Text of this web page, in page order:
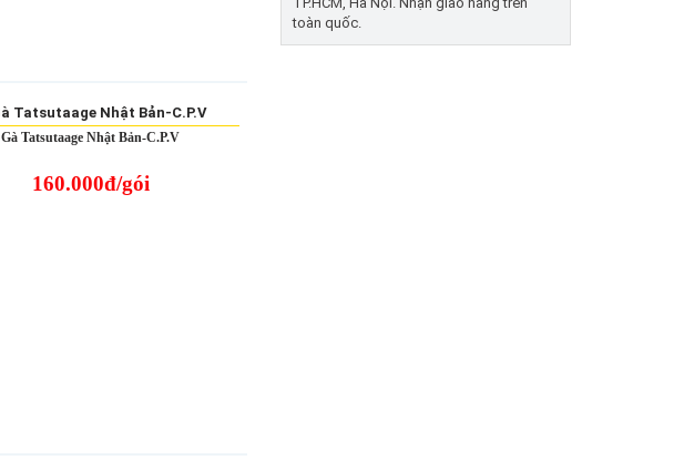
Gà Tatsutaage Nhật Bản-C.P.V
160.000đ/gói
toàn quốc.